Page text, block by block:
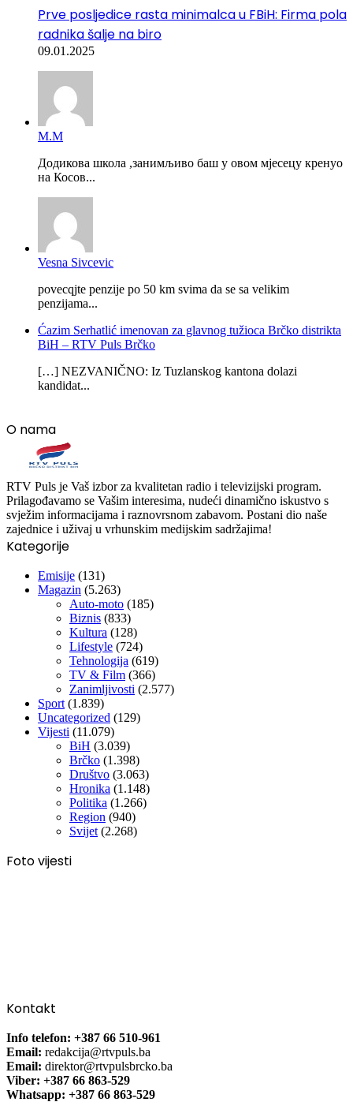
Prve posljedice rasta minimalca u FBiH: Firma pola
radnika šalje na biro
09.01.2025
М.М
Додикова школа ,занимљиво баш у овом мјесецу кренуо
на Косов...
Vesna Sivcevic
povecqjte penzije po 50 km svima da se sa velikim
penzijama...
Ćazim Serhatlić imenovan za glavnog tužioca Brčko distrikta
BiH – RTV Puls Brčko
[…] NEZVANIČNO: Iz Tuzlanskog kantona dolazi
kandidat...
O nama
RTV Puls je Vaš izbor za kvalitetan radio i televizijski program.
Prilagođavamo se Vašim interesima, nudeći dinamično iskustvo s
svježim informacijama i raznovrsnom zabavom. Postani dio naše
zajednice i uživaj u vrhunskim medijskim sadržajima!
Kategorije
Emisije (131)
Magazin (5.263)
Auto-moto (185)
Biznis (833)
Kultura (128)
Lifestyle (724)
Tehnologija (619)
TV & Film (366)
Zanimljivosti (2.577)
Sport (1.839)
Uncategorized (129)
Vijesti (11.079)
BiH (3.039)
Brčko (1.398)
Društvo (3.063)
Hronika (1.148)
Politika (1.266)
Region (940)
Svijet (2.268)
Foto vijesti
Kontakt
Info telefon: +387 66 510-961
Email: redakcija@rtvpuls.ba
Email: direktor@rtvpulsbrcko.ba
Viber: +387 66 863-529
Whatsapp: +387 66 863-529